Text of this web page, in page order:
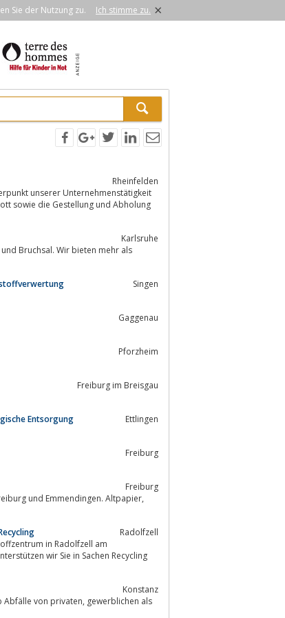
Sie der Nutzung zu. Ich stimme zu. ×
Rheinfelden
unserer Unternehmenstätigkeit
Karlsruhe
Singen
Gaggenau
Pforzheim
Freiburg im Breisgau
Entsorgung
Ettlingen
Freiburg
Freiburg
und Emmendingen. Altpapier,
Radolfzell
wir Sie in Sachen Recycling
Konstanz
gewerblichen als